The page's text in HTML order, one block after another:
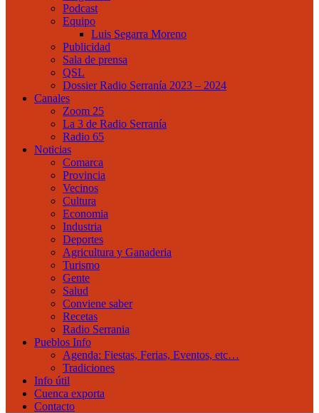
Podcast
Equipo
Luis Segarra Moreno
Publicidad
Sala de prensa
QSL
Dossier Radio Serranía 2023 – 2024
Canales
Zoom 25
La 3 de Radio Serranía
Radio 65
Noticias
Comarca
Provincia
Vecinos
Cultura
Economia
Industria
Deportes
Agricultura y Ganaderia
Turismo
Gente
Salud
Conviene saber
Recetas
Radio Serrania
Pueblos Info
Agenda: Fiestas, Ferias, Eventos, etc…
Tradiciones
Info útil
Cuenca exporta
Contacto